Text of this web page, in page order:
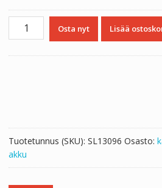
Kannettavan
tietokoneen
Osta nyt Lisää
Tuotetunnus (SKU): SL13096 Osasto:
akku